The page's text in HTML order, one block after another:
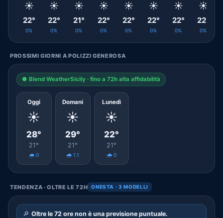
☀️
22°
0%
☀️
22°
0%
☀️
21°
0%
☀️
22°
0%
☀️
22°
0%
☀️
22°
0%
☀️
22°
0%
☀️
22°
0%
PROSSIMI GIORNI A POLIZZI GENEROSA
● Blend WeatherSicily · fino a 72h alta affidabilità
Oggi
☀️
28°
21°
🌧️ 0
Domani
☀️
29°
21°
🌧️ 1.1
Lunedì
☀️
22°
21°
🌧️ 0
TENDENZA · OLTRE LE 72H ONESTA · 3 MODELLI
🔎 Oltre le 72 ore non è una previsione puntuale.